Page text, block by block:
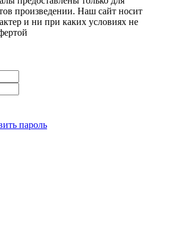
произведении. Наш сайт носит
и ни при каких условиях не
пароль